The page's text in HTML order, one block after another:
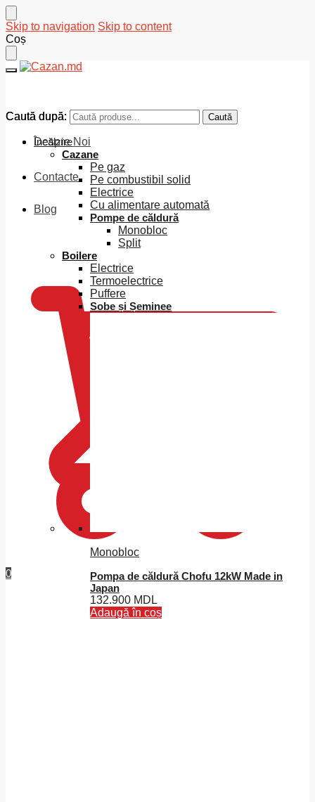
Skip to navigation Skip to content
Coș
Caută după: Caută
Despre Noi
Contacte
Blog
0
Caută după: Caută
Încălzire
Cazane
Pe gaz
Pe combustibil solid
Electrice
Cu alimentare automată
Pompe de căldură
Monobloc
Split
Boilere
Electrice
Termoelectrice
Puffere
Sobe și Șeminee
Monobloc
Pompa de căldură Chofu 12kW Made in
Japan
132.900 MDL
Adaugă în coș